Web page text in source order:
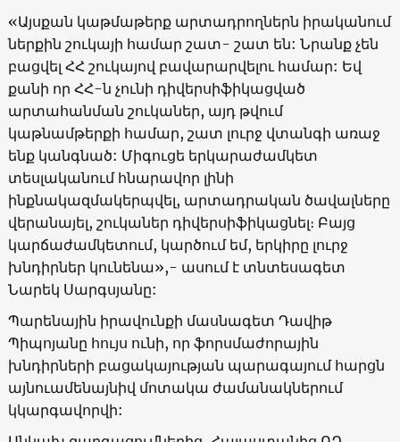
«Այսքան կաթմաթերք արտադրողներն իրականում
ներքին շուկայի համար շատ- շատ են: Նրանք չեն
բացվել ՀՀ շուկայով բավարարվելու համար: Եվ
քանի որ ՀՀ-ն չունի դիվերսիֆիկացված
արտահանման շուկաներ, այդ թվում
կաթնամթերքի համար, շատ լուրջ վտանգի առաջ
ենք կանգնած: Միգուցե երկարաժամկետ
տեսլականում հնարավոր լինի
ինքնակազմակերպվել, արտադրական ծավալները
վերանայել, շուկաներ դիվերսիֆիկացնել։ Բայց
կարճաժամկետում, կարծում եմ, երկիրը լուրջ
խնդիրներ կունենա»,- ասում է տնտեսագետ
Նարեկ Սարգսյանը:
Պարենային իրավունքի մասնագետ Դավիթ
Պիպոյանը հույս ունի, որ ֆորսմաժորային
խնդիրների բացակայության պարագայում հարցն
այնուամենայնիվ մոտակա ժամանակներում
կկարգավորվի: